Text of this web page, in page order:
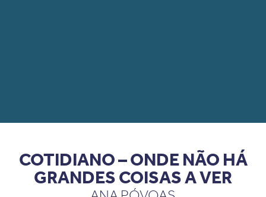
COTIDIANO – ONDE NÃO HÁ
GRANDES COISAS A VER